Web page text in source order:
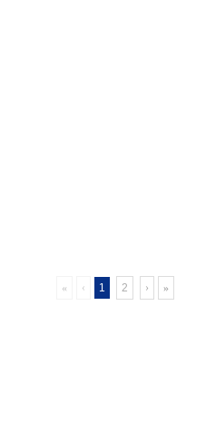
« ‹ 1 2 › »